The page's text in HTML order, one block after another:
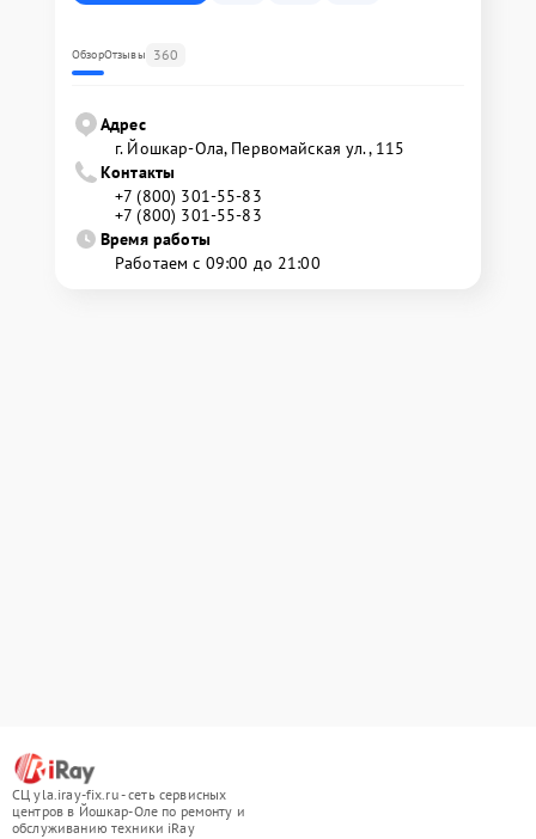
ОбзорОтзывы 360
Адрес
г. Йошкар-Ола, Первомайская ул., 115
Контакты
+7 (800) 301-55-83
+7 (800) 301-55-83
Время работы
Работаем с 09:00 до 21:00
СЦ yla.iray-fix.ru - сеть сервисных
центров в Йошкар-Оле по ремонту и
обслуживанию техники iRay